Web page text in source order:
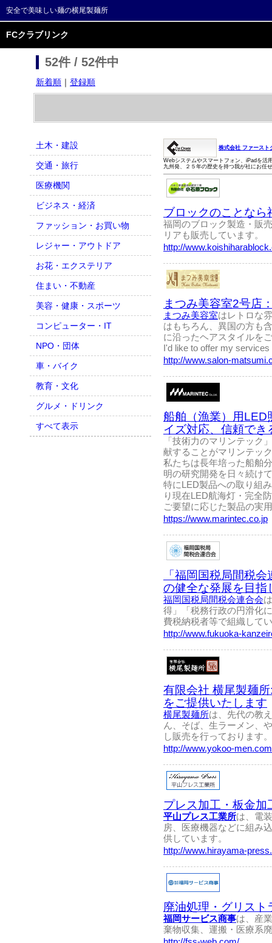
安全で美味しい麺の横尾製麺所
FCクラブリンク
52件 / 52件中
新着順 ｜ 登録順
株式会社 ファースト
Webシステムやスマートフォン、iPadを活
九州発、２５年の歴史を持つ我が社にお任
ブロックのことなら
福岡のブロック製造・販
リアも販売しています。
http://
まつみ美容室2号店
まつみ美容室はレトロな
はもちろん、異国の方も
に沿ったヘアスタイルを
I'd like to offer my
http://www.salon-
船舶（漁業）用LED
イズ対応、信頼でき
「技術力のマリンテック
献することがマリンテッ
私たちは長年培った船舶
明の研究開発を日々続け
特にLED製品への取り組
り現在LED航海灯・完全
ご要望に応じた製品の実
https://www.marintec.co.jp
「福岡国税局間税
の健全な発展を目指
福岡国税局間税会連合会
得」「税務行政の円滑化
費税納税者等で組織して
http://www.fukuoka-
有限会社 横尾製麺
をご提供いたします
横尾製麺所は、先代の教
ん、そば、生ラーメン、
し販売を行っております。
http://www.yokoo-men.com
プレス加工・板金加
平山プレス工業所は、電
房、医療機器などに組み
供しています。
http://www.hirayama-
廃油処理・グリス
福岡サービス商事は、産
棄物収集、運搬・医療系
土木・建設
交通・旅行
医療機関
ビジネス・経済
ファッション・お買い物
レジャー・アウトドア
お花・エクステリア
住まい・不動産
美容・健康・スポーツ
コンピューター・IT
NPO・団体
車・バイク
教育・文化
グルメ・ドリンク
すべて表示